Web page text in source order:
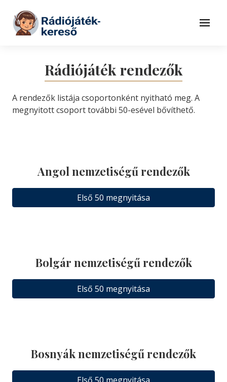
Tovább a tartalomhoz
Menü
Rádiójáték rendezők
A rendezők listája csoportonként nyitható meg. A
megnyitott csoport további 50-esével bővíthető.
Angol nemzetiségű rendezők
Első 50 megnyitása
Bolgár nemzetiségű rendezők
Első 50 megnyitása
Bosnyák nemzetiségű rendezők